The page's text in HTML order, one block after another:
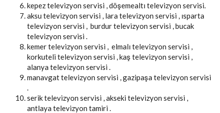
kepez televizyon servisi , döşemealtı televizyon servisi.
aksu televizyon servisi , lara televizyon servisi , ısparta
televizyon servisi , burdur televizyon servisi , bucak
televizyon servisi .
kemer televizyon servisi , elmalı televizyon servisi ,
korkuteli televizyon servisi , kaş televizyon servisi ,
alanya televizyon servisi .
manavgat televizyon servisi , gazipaşa televizyon servisi
.
serik televizyon servisi , akseki televizyon servisi ,
antlaya televizyon tamiri .